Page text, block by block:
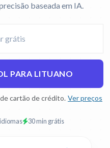
baseada em IA.
PARA LITUANO
cartão de crédito. Ver preços
30 min grátis